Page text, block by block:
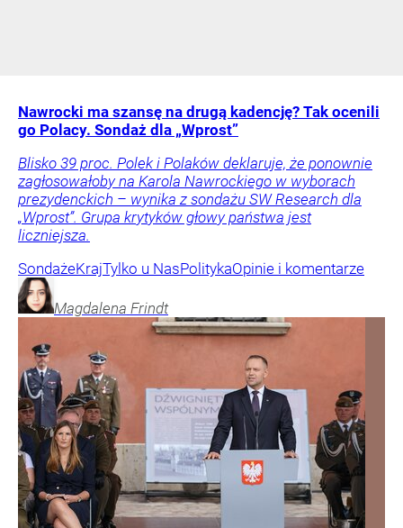
Nawrocki ma szansę na drugą kadencję? Tak ocenili
go Polacy. Sondaż dla „Wprost”
Blisko 39 proc. Polek i Polaków deklaruje, że ponownie
zagłosowałoby na Karola Nawrockiego w wyborach
prezydenckich – wynika z sondażu SW Research dla
„Wprost”. Grupa krytyków głowy państwa jest
liczniejsza.
SondażeKrajTylko u NasPolitykaOpinie i komentarze
Magdalena Frindt